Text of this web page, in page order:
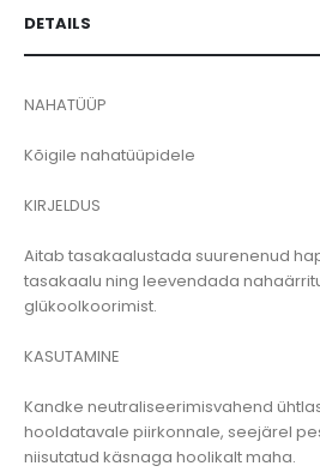
DETAILS
NAHATÜÜP
Kõigile nahatüüpidele
KIRJELDUS
Aitab tasakaalustada suurenenud
tasakaalu ning leevendada
glükoolkoorimist.
KASUTAMINE
Kandke neutraliseerimisvahend
hooldatavale piirkonnale, seejärel
niisutatud käsnaga hoolikalt maha.